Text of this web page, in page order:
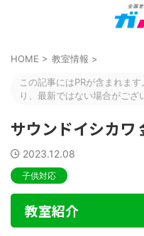
HOME > 教室情報 >
この記事にはPRが含まれま
り、最新ではない場合がござ
サウンドイシカワ
2023.12.08
子供対応
教室紹介